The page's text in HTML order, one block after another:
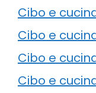
Cibo e
Cibo e
Cibo e
Cibo e